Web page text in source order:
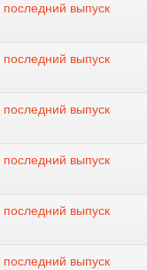
выпуск
выпуск
выпуск
выпуск
выпуск
выпуск